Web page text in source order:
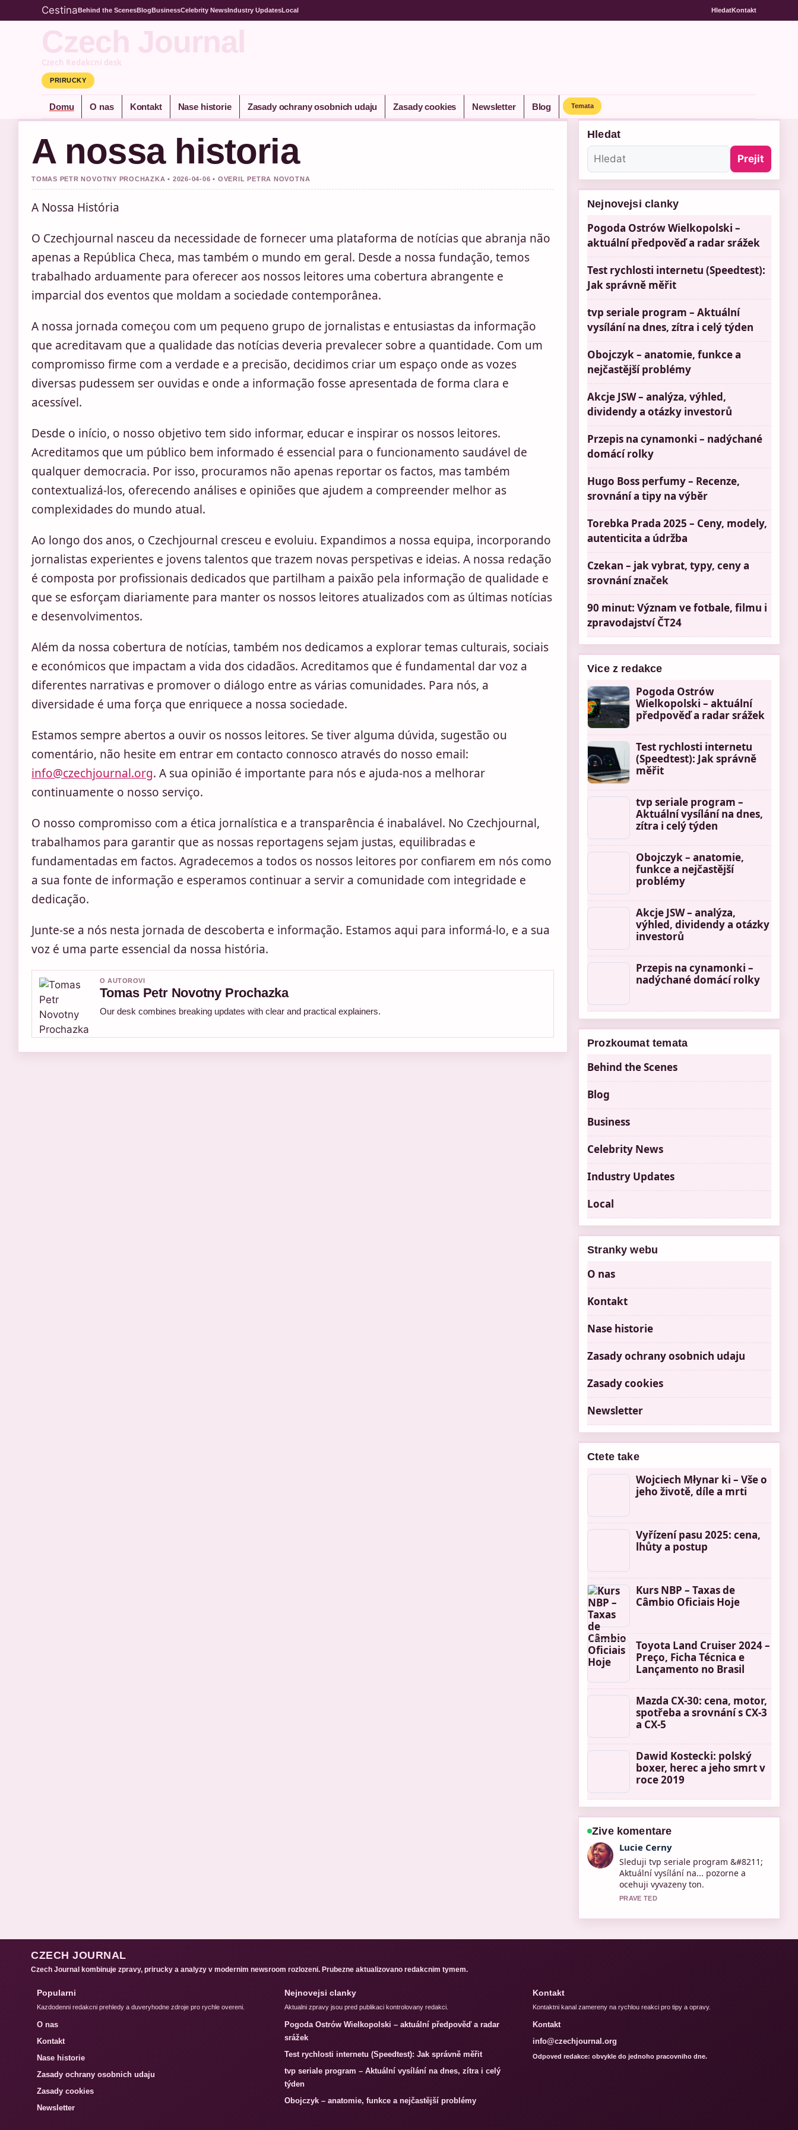
CestinaBehind the ScenesBlogBusinessCelebrity NewsIndustry UpdatesLocal HledatKontakt
Czech Journal
Czech Redakcni desk
PRIRUCKY
Domu O nas Kontakt Nase historie Zasady ochrany osobnich udaju Zasady cookies Newsletter Blog Temata
A nossa historia
TOMAS PETR NOVOTNY PROCHAZKA • 2026-04-06 • OVERIL PETRA NOVOTNA
A Nossa História
O Czechjournal nasceu da necessidade de fornecer uma plataforma de notícias que abranja não
apenas a República Checa, mas também o mundo em geral. Desde a nossa fundação, temos
trabalhado arduamente para oferecer aos nossos leitores uma cobertura abrangente e
imparcial dos eventos que moldam a sociedade contemporânea.
A nossa jornada começou com um pequeno grupo de jornalistas e entusiastas da informação
que acreditavam que a qualidade das notícias deveria prevalecer sobre a quantidade. Com um
compromisso firme com a verdade e a precisão, decidimos criar um espaço onde as vozes
diversas pudessem ser ouvidas e onde a informação fosse apresentada de forma clara e
acessível.
Desde o início, o nosso objetivo tem sido informar, educar e inspirar os nossos leitores.
Acreditamos que um público bem informado é essencial para o funcionamento saudável de
qualquer democracia. Por isso, procuramos não apenas reportar os factos, mas também
contextualizá-los, oferecendo análises e opiniões que ajudem a compreender melhor as
complexidades do mundo atual.
Ao longo dos anos, o Czechjournal cresceu e evoluiu. Expandimos a nossa equipa, incorporando
jornalistas experientes e jovens talentos que trazem novas perspetivas e ideias. A nossa redação
é composta por profissionais dedicados que partilham a paixão pela informação de qualidade e
que se esforçam diariamente para manter os nossos leitores atualizados com as últimas notícias
e desenvolvimentos.
Além da nossa cobertura de notícias, também nos dedicamos a explorar temas culturais, sociais
e económicos que impactam a vida dos cidadãos. Acreditamos que é fundamental dar voz a
diferentes narrativas e promover o diálogo entre as várias comunidades. Para nós, a
diversidade é uma força que enriquece a nossa sociedade.
Estamos sempre abertos a ouvir os nossos leitores. Se tiver alguma dúvida, sugestão ou
comentário, não hesite em entrar em contacto connosco através do nosso email:
info@czechjournal.org. A sua opinião é importante para nós e ajuda-nos a melhorar
continuamente o nosso serviço.
O nosso compromisso com a ética jornalística e a transparência é inabalável. No Czechjournal,
trabalhamos para garantir que as nossas reportagens sejam justas, equilibradas e
fundamentadas em factos. Agradecemos a todos os nossos leitores por confiarem em nós como
a sua fonte de informação e esperamos continuar a servir a comunidade com integridade e
dedicação.
Junte-se a nós nesta jornada de descoberta e informação. Estamos aqui para informá-lo, e a sua
voz é uma parte essencial da nossa história.
O AUTOROVI
Tomas Petr Novotny Prochazka
Our desk combines breaking updates with clear and practical explainers.
Hledat
Prejit
Nejnovejsi clanky
Pogoda Ostrów Wielkopolski –
aktuální předpověď a radar srážek
Test rychlosti internetu (Speedtest):
Jak správně měřit
tvp seriale program – Aktuální
vysílání na dnes, zítra i celý týden
Obojczyk – anatomie, funkce a
nejčastější problémy
Akcje JSW – analýza, výhled,
dividendy a otázky investorů
Przepis na cynamonki – nadýchané
domácí rolky
Hugo Boss perfumy – Recenze,
srovnání a tipy na výběr
Torebka Prada 2025 – Ceny, modely,
autenticita a údržba
Czekan – jak vybrat, typy, ceny a
srovnání značek
90 minut: Význam ve fotbale, filmu i
zpravodajství ČT24
Vice z redakce
Pogoda Ostrów
Wielkopolski – aktuální
předpověď a radar srážek
Test rychlosti internetu
(Speedtest): Jak správně
měřit
tvp seriale program –
Aktuální vysílání na dnes,
zítra i celý týden
Obojczyk – anatomie,
funkce a nejčastější
problémy
Akcje JSW – analýza,
výhled, dividendy a otázky
investorů
Przepis na cynamonki –
nadýchané domácí rolky
Prozkoumat temata
Behind the Scenes
Blog
Business
Celebrity News
Industry Updates
Local
Stranky webu
O nas
Kontakt
Nase historie
Zasady ochrany osobnich udaju
Zasady cookies
Newsletter
Ctete take
Wojciech Młynar ki – Vše o
jeho životě, díle a mrti
Vyřízení pasu 2025: cena,
lhůty a postup
Kurs NBP – Taxas de
Câmbio Oficiais Hoje
Toyota Land Cruiser 2024 –
Preço, Ficha Técnica e
Lançamento no Brasil
Mazda CX-30: cena, motor,
spotřeba a srovnání s CX-3
a CX-5
Dawid Kostecki: polský
boxer, herec a jeho smrt v
roce 2019
Zive komentare
Martin Prochazka
Uzitecny kontext k Pogoda Ostrów
Wielkopolski – aktuální předpověď
a.... Prosim pokracujte v prubeznych
aktualizacich.
CZECH JOURNAL
Czech Journal kombinuje zpravy, prirucky a analyzy v modernim newsroom rozlozeni. Prubezne aktualizovano redakcnim tymem.
Popularni
Kazdodenni redakcni prehledy a duveryhodne zdroje pro rychle overeni.
Zasady ochrany osobnich udaju
Zasady cookies
Nejnovejsi clanky
Aktualni zpravy jsou pred publikaci kontrolovany redakci.
Pogoda Ostrów Wielkopolski – aktuální předpověď a radar
Test rychlosti internetu (Speedtest): Jak správně měřit
tvp seriale program – Aktuální vysílání na dnes, zítra i celý
týden
Obojczyk – anatomie, funkce a nejčastější problémy
Kontakt
Kontaktni kanal zamereny na rychlou reakci pro tipy a opravy.
info@czechjournal.org
Odpoved redakce: obvykle do jednoho pracovniho dne.